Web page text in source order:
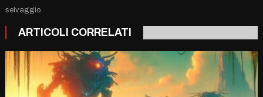
selvaggio
ARTICOLI CORRELATI